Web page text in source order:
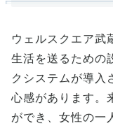
ウェルスクエア武
生活を送るための
クシステムが導入
心感があります。
ができ、女性の一